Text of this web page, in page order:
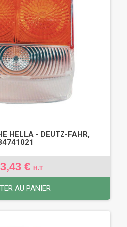
HELLA - DEUTZ-FAHR,
€ H.T
AU PANIER